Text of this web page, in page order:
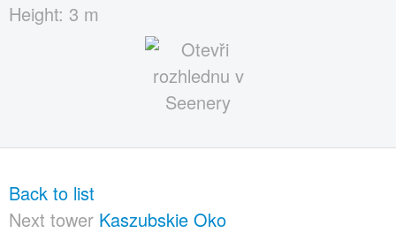
Height: 3 m
Back to list
Next tower Kaszubskie Oko